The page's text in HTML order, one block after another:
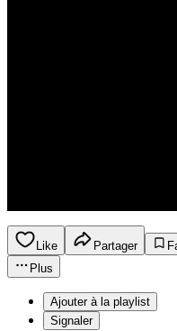
Like Partager
Plus
Ajouter à la playlist
Signaler